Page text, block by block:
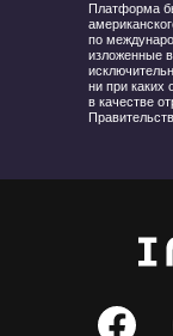
Платформа
по
изложенные
ни при каких
в качестве